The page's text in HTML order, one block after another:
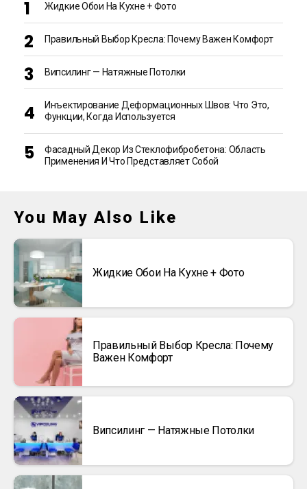
Жидкие Обои На Кухне + Фото
Правильный Выбор Кресла: Почему Важен Комфорт
Випсилинг — Натяжные Потолки
Инъектирование Деформационных Швов: Что Это,
Функции, Когда Используется
Фасадный Декор Из Стеклофибробетона: Область
Применения И Что Представляет Собой
You May Also Like
Жидкие Обои На Кухне + Фото
Правильный Выбор Кресла: Почему
Важен Комфорт
Випсилинг — Натяжные Потолки